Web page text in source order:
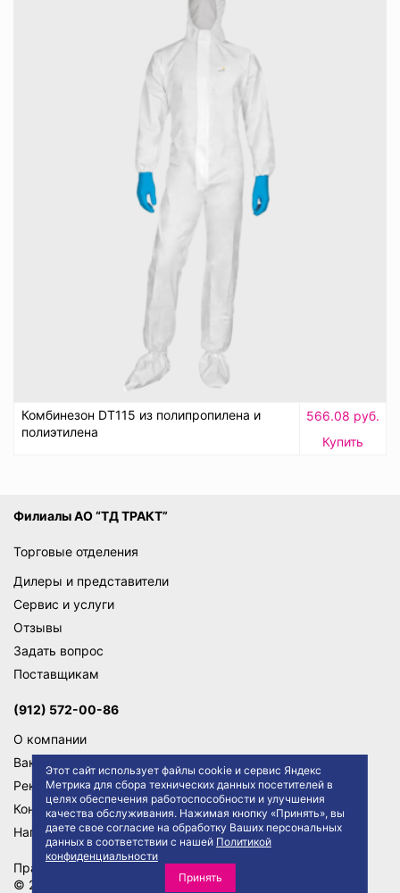
Этот сайт использует файлы cookie и сервис Яндекс
Метрика для сбора технических данных посетителей в
целях обеспечения работоспособности и улучшения
качества обслуживания. Нажимая кнопку «Принять», вы
даете свое согласие на обработку Ваших персональных
данных в соответствии с нашей Политикой
конфиденциальности
Принять
Комбинезон DT115 из полипропилена и
полиэтилена
566.08 руб.
Купить
Филиалы АО “ТД ТРАКТ”
Торговые отделения
Дилеры и представители
Сервис и услуги
Отзывы
Задать вопрос
Поставщикам
(912) 572-00-86
О компании
Вакансии
Реквизиты
Контакты
Написать директору
Правила сайта
Политика конфиденциальности
© 2026 АО "ТД ТРАКТ"